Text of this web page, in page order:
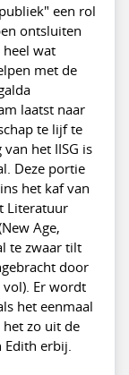
een rol
ontsluiten
wat
met de
laatst naar
te lijf te
het IISG is
Deze portie
het kaf van
Literatuur
Age,
te zwaar tilt
door
Er wordt
het eenmaal
zo uit de
erbij.